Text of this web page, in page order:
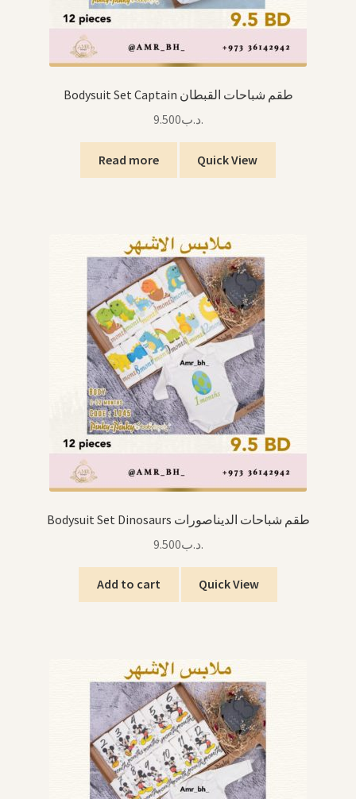
Bodysuit Set Captain طقم شباحات القبطان
.د.ب9.500
Read more Quick View
Bodysuit Set Dinosaurs طقم شباحات الديناصورات
.د.ب9.500
Add to cart Quick View